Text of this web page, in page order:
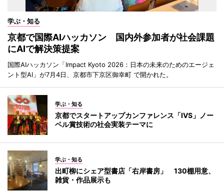
学ぶ・知る
京都で国際AIハッカソン 国内外参加者が社会課題
にAIで解決策提案
国際AIハッカソン「Impact Kyoto 2026：日本の未来のためのエージェ
ント型AI」が7月4日、京都市下京区御幸町 で開かれた。
学ぶ・知る
京都でスタートアップカンファレンス「IVS」ノー
ベル賞技術の社会実装テーマに
学ぶ・知る
出町柳にシェア型書店「右岸書房」 130棚用意、
雑貨・作品展示も